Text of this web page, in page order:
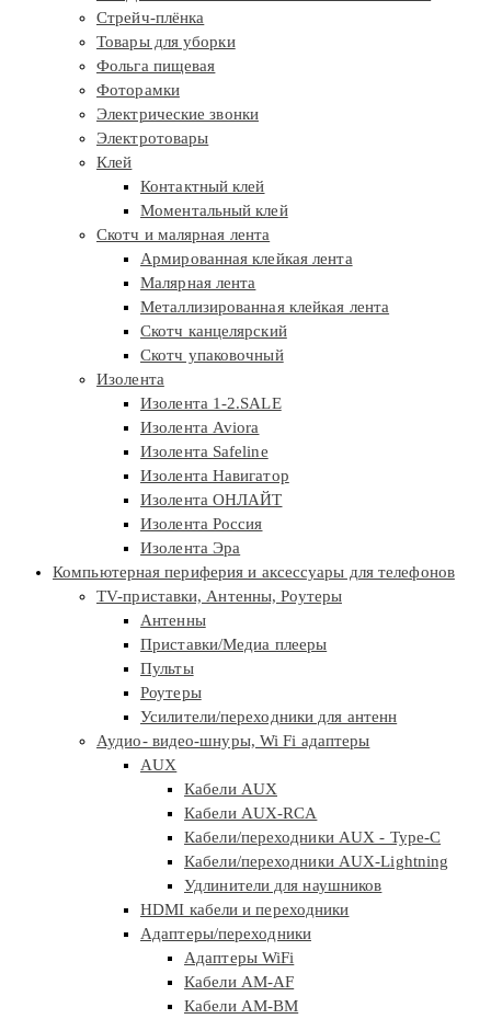
Стрейч-плёнка
Товары для уборки
Фольга пищевая
Фоторамки
Электрические звонки
Электротовары
Клей
Контактный клей
Моментальный клей
Скотч и малярная лента
Армированная клейкая лента
Малярная лента
Металлизированная клейкая лента
Скотч канцелярский
Скотч упаковочный
Изолента
Изолента 1-2.SALE
Изолента Aviora
Изолента Safeline
Изолента Навигатор
Изолента ОНЛАЙТ
Изолента Россия
Изолента Эра
Компьютерная периферия и аксессуары для телефонов
TV-приставки, Антенны, Роутеры
Антенны
Приставки/Медиа плееры
Пульты
Роутеры
Усилители/переходники для антенн
Аудио- видео-шнуры, Wi Fi адаптеры
AUX
Кабели AUX
Кабели AUX-RCA
Кабели/переходники AUX - Type-C
Кабели/переходники AUX-Lightning
Удлинители для наушников
HDMI кабели и переходники
Адаптеры/переходники
Адаптеры WiFi
Кабели AM-AF
Кабели AM-BM